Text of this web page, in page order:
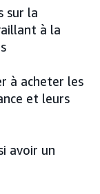
sur la
à la
à acheter les
et leurs
avoir un